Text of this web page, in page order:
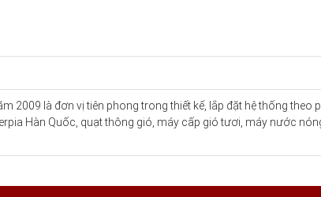
2009 là đơn vị tiên phong trong thiết kế, lắp đặt hệ thống
Hàn Quốc, quạt thông gió, máy cấp gió tươi, máy nước